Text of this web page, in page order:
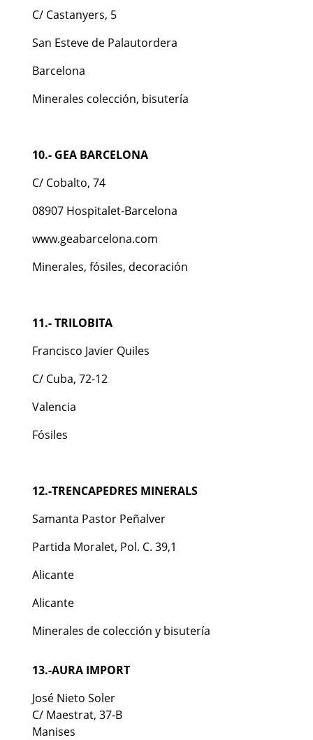
C/ Castanyers, 5
San Esteve de Palautordera
Barcelona
Minerales colección, bisutería
10.- GEA BARCELONA
C/ Cobalto, 74
08907 Hospitalet-Barcelona
www.geabarcelona.com
Minerales, fósiles, decoración
11.- TRILOBITA
Francisco Javier Quiles
C/ Cuba, 72-12
Valencia
Fósiles
12.-TRENCAPEDRES MINERALS
Samanta Pastor Peñalver
Partida Moralet, Pol. C. 39,1
Alicante
Alicante
Minerales de colección y bisutería
13.-AURA IMPORT
José Nieto Soler
C/ Maestrat, 37-B
Manises